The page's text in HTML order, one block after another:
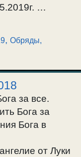
…
,Обряды,
за все.
Бога за
Бога в
от Луки